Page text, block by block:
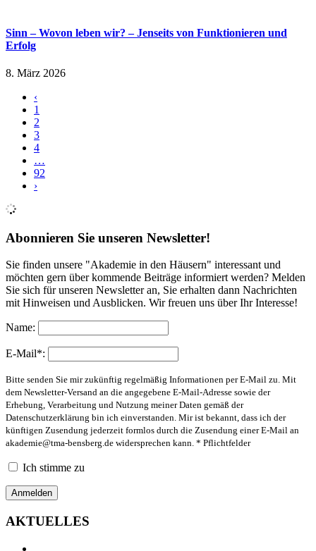
Sinn – Wovon leben wir? – Jenseits von Funktionieren und
Erfolg
8. März 2026
‹
1
2
3
4
…
92
›
Abonnieren Sie unseren Newsletter!
Sie finden unsere "Akademie in den Häusern" interessant und
möchten gern über kommende Beiträge informiert werden? Melden
Sie sich für unseren Newsletter an, Sie erhalten dann Nachrichten
mit Hinweisen und Ausblicken. Wir freuen uns über Ihr Interesse!
Name:
E-Mail*:
Bitte senden Sie mir zukünftig regelmäßig Informationen per E-Mail zu. Mit
dem Newsletter-Versand an die angegebene E-Mail-Adresse sowie der
Erhebung, Verarbeitung und Nutzung meiner Daten gemäß der
Datenschutzerklärung bin ich einverstanden. Mir ist bekannt, dass ich der
künftigen Zusendung jederzeit formlos durch die Zusendung einer E-Mail an
akademie@tma-bensberg.de widersprechen kann. * Pflichtfelder
Ich stimme zu
AKTUELLES